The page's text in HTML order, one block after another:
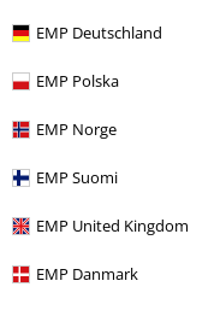
EMP Deutschland
EMP Polska
EMP Norge
EMP Suomi
EMP United Kingdom
EMP Danmark
Grandes tailles Homme
Grandes tailles
Vêtements Pulls
Vêtements & accessoires
Nouveautés Vêtements